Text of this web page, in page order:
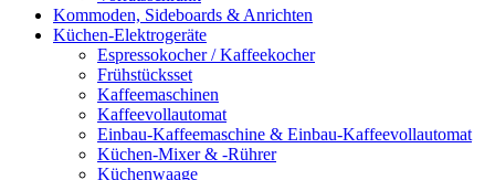
Kommoden, Sideboards & Anrichten
Küchen-Elektrogeräte
Espressokocher / Kaffeekocher
Frühstücksset
Kaffeemaschinen
Kaffeevollautomat
Einbau-Kaffeemaschine & Einbau-Kaffeevollautomat
Küchen-Mixer & -Rührer
Küchenwaage